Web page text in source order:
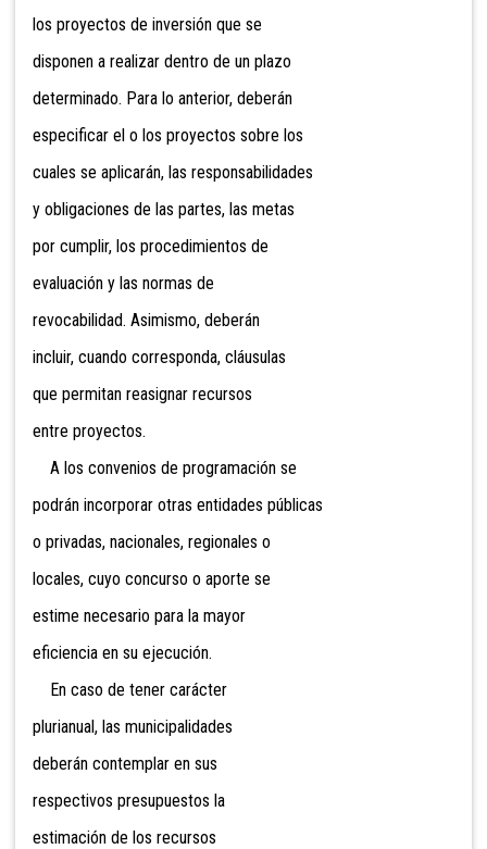
los proyectos de inversión que se
disponen a realizar dentro de un plazo
determinado. Para lo anterior, deberán
especificar el o los proyectos sobre los
cuales se aplicarán, las responsabilidades
y obligaciones de las partes, las metas
por cumplir, los procedimientos de
evaluación y las normas de
revocabilidad. Asimismo, deberán
incluir, cuando corresponda, cláusulas
que permitan reasignar recursos
entre proyectos.
A los convenios de programación se
podrán incorporar otras entidades públicas
o privadas, nacionales, regionales o
locales, cuyo concurso o aporte se
estime necesario para la mayor
eficiencia en su ejecución.
En caso de tener carácter
plurianual, las municipalidades
deberán contemplar en sus
respectivos presupuestos la
estimación de los recursos